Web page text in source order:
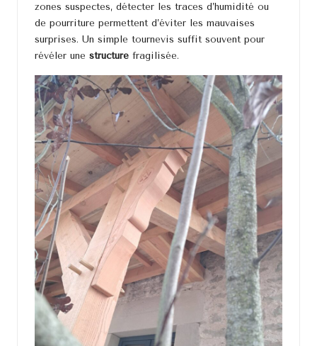
zones suspectes, détecter les traces d’humidité ou
de pourriture permettent d’éviter les mauvaises
surprises. Un simple tournevis suffit souvent pour
révéler une structure fragilisée.